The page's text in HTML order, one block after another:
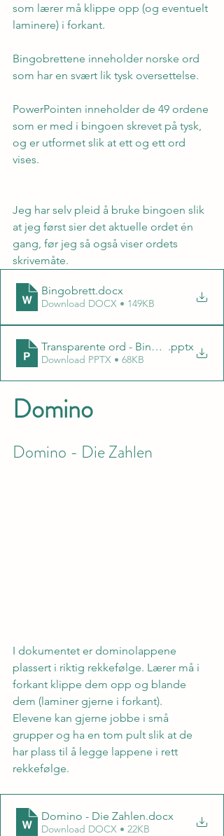
som lærer må klippe opp (og eventuelt
laminere) i forkant.
Bingobrettene inneholder norske ord
som har en svært lik tysk oversettelse.
PowerPointen inneholder de 49 ordene
som er med i bingoen skrevet på tysk,
og er utformet slik at ett og ett ord
vises.
Jeg har selv pleid å bruke bingoen slik
at jeg først sier det aktuelle ordet én
gang, før jeg så også viser ordets
skrivemåte.
Bingobrett.docx
Download DOCX • 149KB
Transparente ord - Bingo - PP med
.pptx
Download PPTX • 68KB
Domino
Domino - Die Zahlen
I dokumentet er dominolappene
plassert i riktig rekkefølge. Lærer må i
forkant klippe dem opp og blande
dem (laminer gjerne i forkant).
Elevene kan gjerne jobbe i små
grupper og ha en tom pult slik at de
har plass til å legge lappene i rett
rekkefølge.
Domino - Die Zahlen.docx
Download DOCX • 22KB